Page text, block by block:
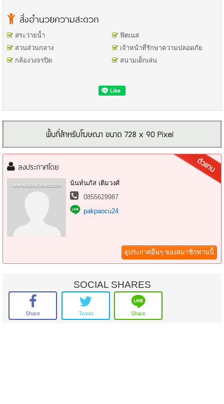
ประเภทอสังหา: บ้านเดี่ยว
ที่อยู่: 15/62 ซอยทวีวัฒนา1 ซ.ย่อย 7 ถนนคลองทวีวัฒนา แขวงหนองค้าง
พลู เขตหนองแขม จังหวัดกรุงเทพมหานคร 10160
ห้องนอน : 4 ห้อง (ห้องนอนชั้นล่าง 1 ห้อง)
ห้องน้ำ : 5 ห้อง
จำนวนชั้น : 2 ชั้น
ที่จอดรถ : 4 คัน
เนื้อที่ : 102.8 ตารางวา
พื้นที่ใช้สอย : 301 ตารางเมตร
ทิศ : เหนือ
รถไฟฟ้า : สถานีหลักสอง
- แถมฟรี เครื่องปรับอากาศ 6 เครื่อง
*ภายในโครงการ*
กล้องวงจรปิด
พนักงานรักษาความปลอดภัย 24 ชม.
สนามเด็กเล่น
สิ่งอำนวยความสะดวก
สระว่ายน้ำ
ฟิตเนส
สวนส่วนกลาง
เจ้าหน้าที่รักษาความปลอดภัย
กล้องวงจรปิด
สนามเด็กเล่น
ลงประกาศโดย
นันท์นภัส เติมวงศ์
0855629987
pakpaocu24
ดูประกาศอื่นๆ ของสมาชิกท่านนี้
SOCIAL SHARES
Share Tweet Share